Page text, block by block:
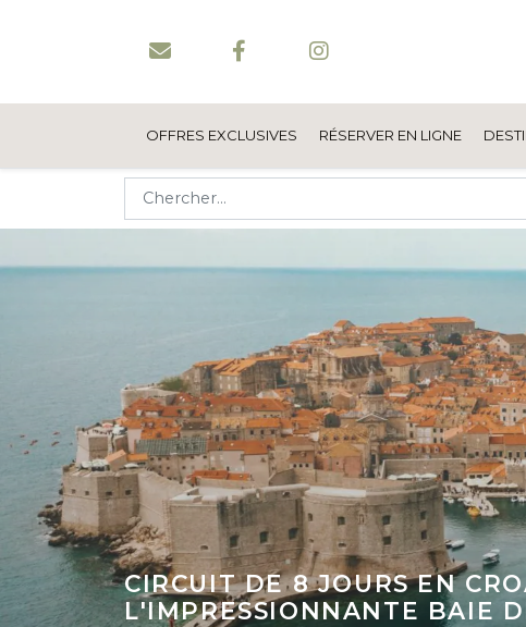
OFFRES EXCLUSIVES RÉSERVER EN LIGNE
CIRCUIT DE 8 JOURS EN
L'IMPRESSIONNANTE BAIE